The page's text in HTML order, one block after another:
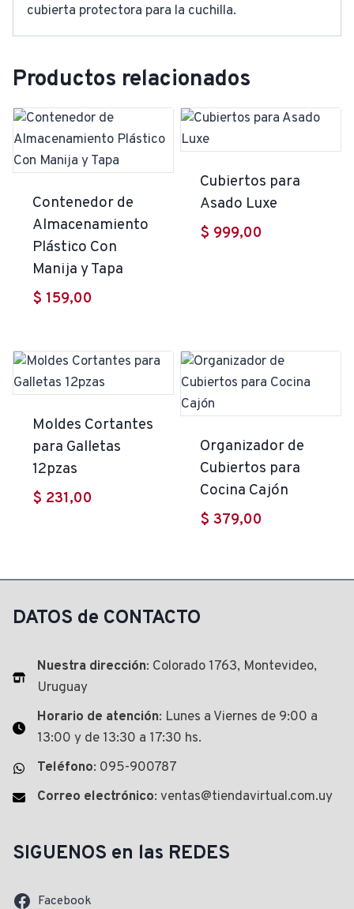
cubierta protectora para la cuchilla.
Productos relacionados
Contenedor de
Almacenamiento
Plástico Con
Manija y Tapa
$ 159,00
Cubiertos para
Asado Luxe
$ 999,00
Moldes Cortantes
para Galletas
12pzas
$ 231,00
Organizador de
Cubiertos para
Cocina Cajón
$ 379,00
DATOS de CONTACTO
Nuestra dirección: Colorado 1763, Montevideo,
Uruguay
Horario de atención: Lunes a Viernes de 9:00 a
13:00 y de 13:30 a 17:30 hs.
Teléfono: 095-900787
Correo electrónico: ventas@tiendavirtual.com.uy
SIGUENOS en las REDES
Facebook